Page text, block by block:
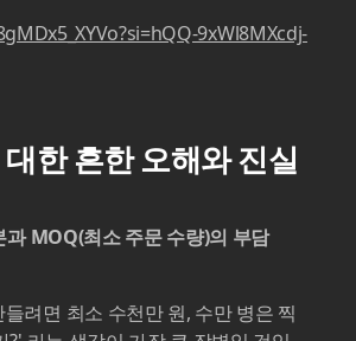
9xWl8MXcdj-
한 흔한 오해와 진실
과 MOQ(최소 주문 수량)의 부담
려면 최소 수천만 원, 수만 병은 찍